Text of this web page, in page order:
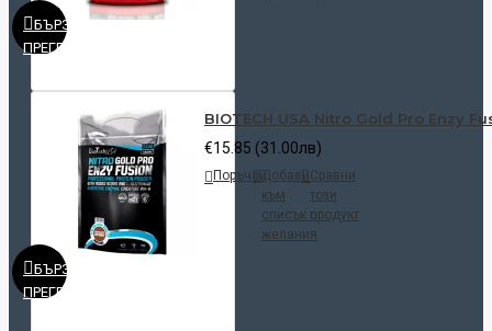
БЪРЗ
ПРЕГЛЕД
БЪРЗ
ПРЕГЛЕД
BIOTECH USA Nitro Gold Pro Enzy
€15.85 (31.00лв)
ПоръчайДобави
към
списък с
желания
Сравни
този
продукт